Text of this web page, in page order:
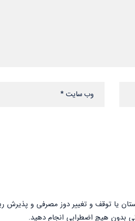
یا توقف و تغییر دوز مصرفی و
بدون هیچ اضطرابی انجام دهید.